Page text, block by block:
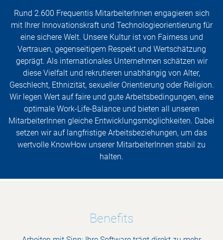
Rund 2.600 Frequentis MitarbeiterInnen engagieren sich
mit Ihrer Innovationskraft und Technologieorientierung für
eine sichere Welt. Unsere Kultur ist von Fairness und
Vertrauen, gegenseitigem Respekt und Wertschätzung
geprägt. Als internationales Unternehmen schätzen wir
diese Vielfalt und rekrutieren unabhängig von Alter,
Geschlecht, Ethnizität, sexueller Orientierung oder Religion.
Wir legen Wert auf faire und gute Arbeitsbedingungen, eine
optimale Work-Life-Balance und bieten all unseren
MitarbeiterInnen gleiche Entwicklungsmöglichkeiten. Dabei
setzen wir auf langfristige Arbeitsbeziehungen, um das
wertvolle KnowHow unserer MitarbeiterInnen stabil zu
halten.
Benefits